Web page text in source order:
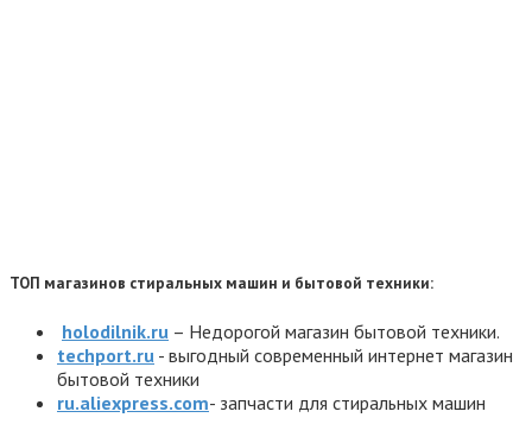
ТОП магазинов стиральных машин и бытовой техники:
holodilnik.ru – Недорогой магазин бытовой техники.
techport.ru - выгодный современный интернет магазин
бытовой техники
ru.aliexpress.com- запчасти для стиральных машин